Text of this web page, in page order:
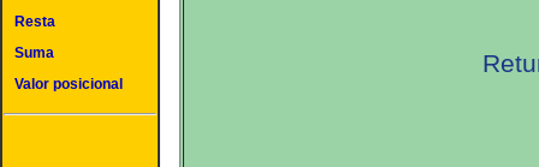
Resta
Suma
Valor posicional